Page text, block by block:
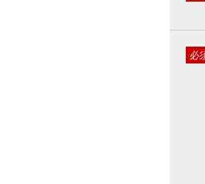
必